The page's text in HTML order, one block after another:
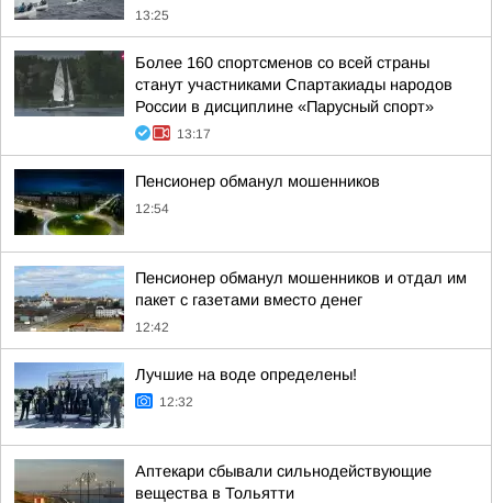
13:25
Более 160 спортсменов со всей страны
станут участниками Спартакиады народов
России в дисциплине «Парусный спорт»
13:17
Пенсионер обманул мошенников
12:54
Пенсионер обманул мошенников и отдал им
пакет с газетами вместо денег
12:42
Лучшие на воде определены!
12:32
Аптекари сбывали сильнодействующие
вещества в Тольятти